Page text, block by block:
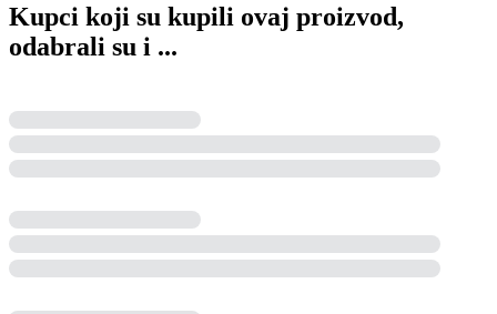
Kupci koji su kupili ovaj proizvod,
odabrali su i ...